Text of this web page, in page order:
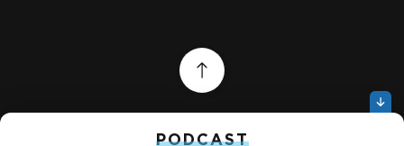
PODCAST